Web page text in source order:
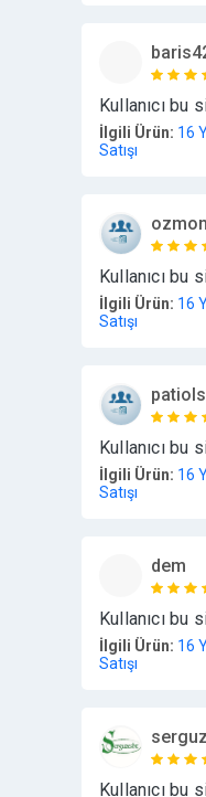
Kullanıcı bu
İlgili Ürün: 16
Satışı
Kullanıcı bu
İlgili Ürün: 16
Satışı
Kullanıcı bu
İlgili Ürün: 16
Satışı
dem
Kullanıcı bu
İlgili Ürün: 16
Satışı
Kullanıcı bu